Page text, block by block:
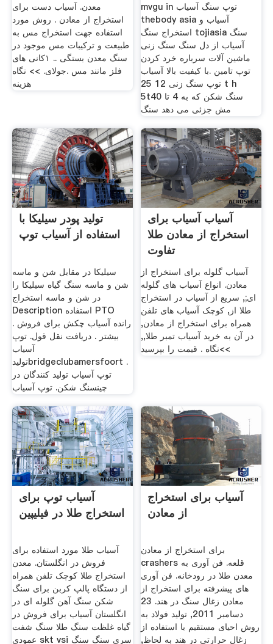
معدن. آسیاب دست برای
استخراج از معادن . روش مورد
استفاده جهت استخراج مس به
طبیعت و ترکیبات مس موجود در
سنگ معدن بستگی .. ۱کانی های
فلز مانند مس .جولای. >> نگاه
هزینه
mvgu in توپ سنگ آسیاب
thebody asia آسیاب و
استخراج سنگ tojiasia سنگ
آسیاب از دل سنگ سنگ زنی
ماشین آلات سرباره خرد کردن
توپ تامین .با کیفیت بالا آسیاب
توپ سنگ زنی 12 25 t h
5tسنگ شکن که به 4 تا 40
مش جزئی می دهد سنگ
تولید پودر سیلیکا با
استفاده از آسیاب توپ
سیلیکا در مقابل شن و ماسه
شن و ماسه سنگ گیاه سیلیکا را
در شن و ماسه استخراج
Description استفاده PTO
رانده آسیاب چکش برای فروش .
بیشتر . دریافت نقل قول. توپ
آسیاب
تولیدbridgeclubamersfoort .
توپ آسیاب تولید کنندگان در
چینسنگ شکن. توپ آسیاب
آسیاب آسیاب برای
استخراج از معادن طلا
تفاوت
آسیاب گلوله برای استخراج از
معادن. انواع آسیاب های گلوله
ای;, سریع از آسیاب در استخراج
طلا از, کوچک آسیاب های تلفن
همراه برای استخراج از معادن,
در آن به خرید آسیاب تمبر طلا,,
>>نگاه . قیمت را بپرسید
آسیاب توپ برای
استخراج طلا در فیلیپین
آسیاب طلا مورد استفاده برای
فروش در انگلستان. معدن
استخراج طلا کوچک تلفن همراه
از دستگاه پالپ کربن برای سنگ
شکن سنگ آهن گلوله ای در
انگلستان آسیاب برای فروش در
گیاه غلظت سنگ طلا سنگ شفت
عمودی skt vsi سری سنگ سنگ
آسیاب برای استخراج
از معادن
برای استخراج از معادن
crashers قلعه. فن آوری به
معدن طلا در رودخانه. فن آوری
های پیشرفته برای استخراج از
معادن زغال سنگ در هند. 23
دسامبر 2011, تولید فولاد به
روش احیای مستقیم با استفاده از
زغال حرارتی در هند به لحاظ,